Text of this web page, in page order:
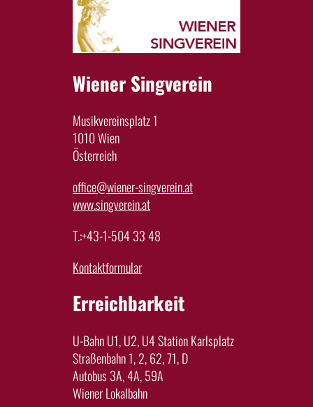
Wiener Singverein
Musikvereinsplatz 1
1010 Wien
Österreich
office@wiener-singverein.at
www.singverein.at
T.:+43-1-504 33 48
Kontaktformular
Erreichbarkeit
U-Bahn U1, U2, U4 Station Karlsplatz
Straßenbahn 1, 2, 62, 71, D
Autobus 3A, 4A, 59A
Wiener Lokalbahn